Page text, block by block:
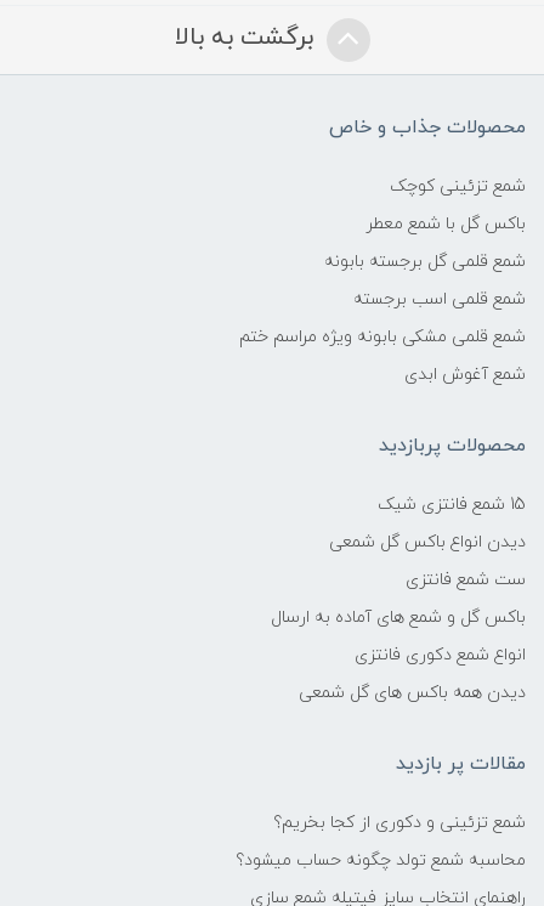
برگشت به بالا
محصولات جذاب و خاص
شمع تزئینی کوچک
باکس گل با شمع معطر
شمع قلمی گل برجسته بابونه
شمع قلمی اسب برجسته
شمع قلمی مشکی بابونه ویژه مراسم ختم
شمع آغوش ابدی
محصولات پربازدید
15 شمع فانتزی شیک
دیدن انواع باکس گل شمعی
ست شمع فانتزی
باکس گل و شمع های آماده به ارسال
انواع شمع دکوری فانتزی
دیدن همه باکس های گل شمعی
مقالات پر بازدید
شمع تزئینی و دکوری از کجا بخریم؟
محاسبه شمع تولد چگونه حساب میشود؟
راهنمای انتخاب سایز فیتیله شمع سازی